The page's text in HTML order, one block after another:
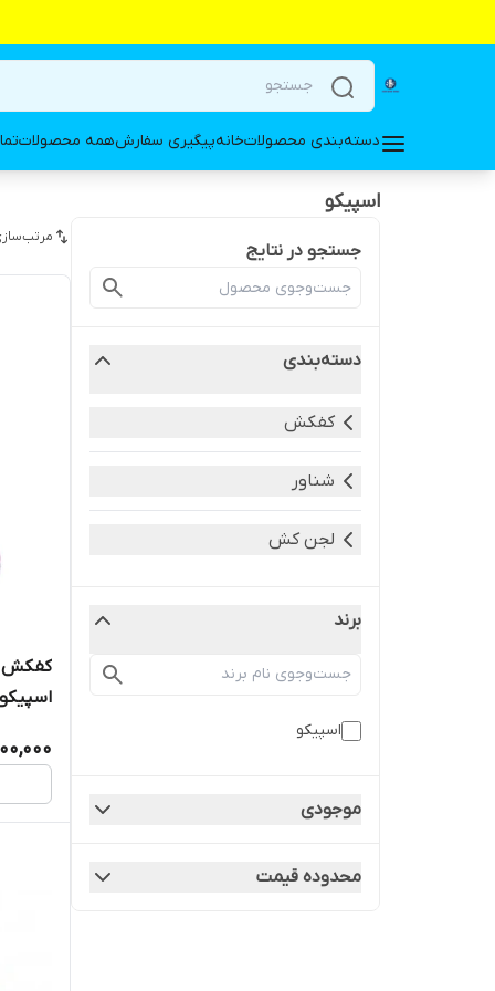
دسته‌بندی محصولاتخانهپیگیری سفارشهمه محصولات
اسپیکو
جستجو در نتایج
دسته‌بندی
کفکش
شناور
لجن کش
برند
اسپیکو
موجودی
محدوده قیمت
بدون